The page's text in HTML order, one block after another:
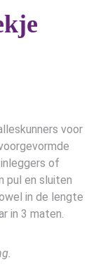
voor
of
pul en sluiten
in de lengte
in 3 maten.